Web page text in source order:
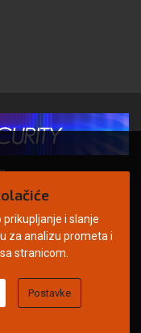
2026. | ARILEO
Impressum
i slanje
za analizu prometa i
stranicom.
Postavke